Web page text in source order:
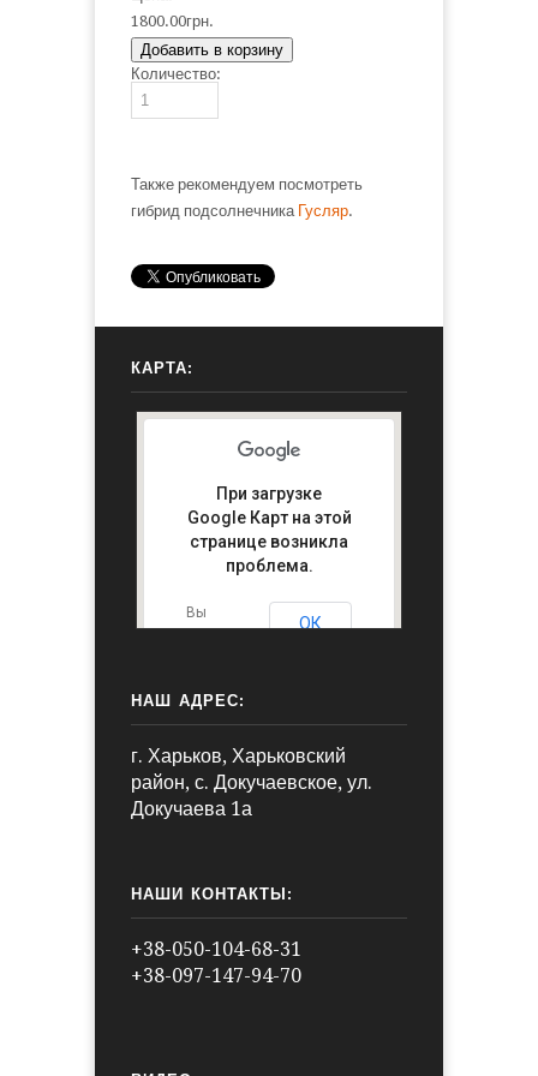
направлении.
1800.00грн.
Количество:
Добавить в корзину
Также рекомендуем посмотреть
гибрид подсолнечника Гусляр.
КАРТА:
При загрузке
Google Карт на этой
странице возникла
проблема.
Вы
владелец
ОК
НАШ АДРЕС:
г. Харьков, Харьковский
район, с. Докучаевское, ул.
Докучаева 1а
НАШИ КОНТАКТЫ:
+38-050-104-68-31
+38-097-147-94-70